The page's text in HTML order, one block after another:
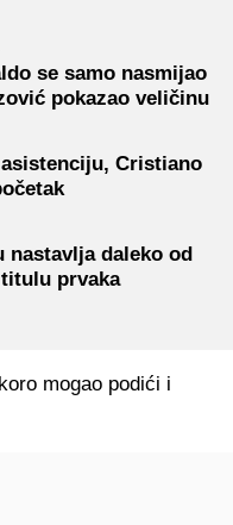
se samo nasmijao
pokazao veličinu
Cristiano
nastavlja daleko od
prvaka
mogao podići i